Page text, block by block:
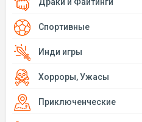
Спортивные
Инди игры
Хорроры, Ужасы
Приключенческие